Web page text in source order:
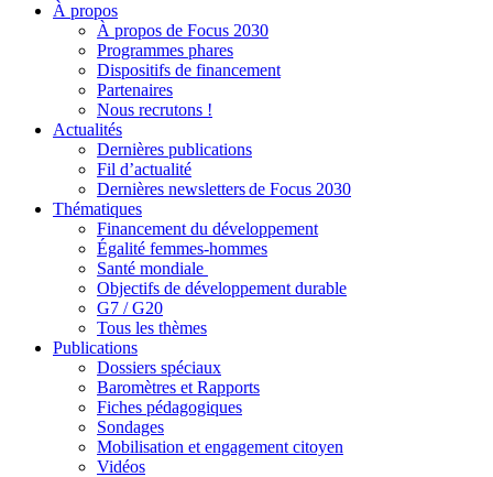
À propos
À propos de Focus 2030
Programmes phares
Dispositifs de financement
Partenaires
Nous recrutons !
Actualités
Dernières publications
Fil d’actualité
Dernières newsletters de Focus 2030
Thématiques
Financement du développement
Égalité femmes-hommes
Santé mondiale
Objectifs de développement durable
G7 / G20
Tous les thèmes
Publications
Dossiers spéciaux
Baromètres et Rapports
Fiches pédagogiques
Sondages
Mobilisation et engagement citoyen
Vidéos